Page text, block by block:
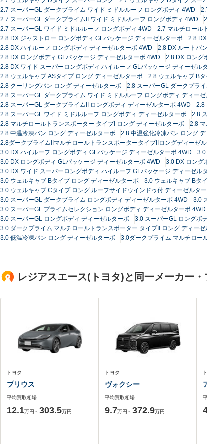
2.7 スーパーGL ダークプライム ワイド ミドルルーフ ロングボディ 4WD
2.7 スーパーGL ダークプライムII ワイド ミドルルーフ ロングボディ 4WD
2.7 スーパーGL ワイド ミドルルーフ ロングボディ 4WD
2.7 マルチロール
2.8 DX ジャストロー ロングボディ GLパッケージ ディーゼルターボ
2.8
2.8 DX ハイルーフ ロングボディ ディーゼルターボ 4WD
2.8 DX ルートバ
2.8 DX ロングボディ GLパッケージ ディーゼルターボ 4WD
2.8 DX ロング
2.8 DX ワイド スーパーロングボディ ハイルーフ GLパッケージ ディーゼル
2.8 ウェルキャブ ASタイプ ロング ディーゼルターボ
2.8 ウェルキャブ B
2.8 クーリングバン ロング ディーゼルターボ
2.8 スーパーGL ダークプラ
2.8 スーパーGL ダークプライム ワイド ミドルルーフ ロングボディ ディー
2.8 スーパーGL ダークプライムII ロングボディ ディーゼルターボ 4WD
2.8
2.8 スーパーGL ワイド ミドルルーフ ロングボディ ディーゼルターボ
2.8
2.8 マルチロールトランスポーター タイプI ロング ディーゼルターボ
2.8 マ
2.8 中温冷凍バン ロング ディーゼルターボ
2.8 中温強化冷凍バン ロング
2.8ダークプライムIIマルチロールトランスポータータイプIIロングディーゼ
3.0 DX ハイルーフ ロングボディ GLパッケージ ディーゼルターボ 4WD
3.0
3.0 DX ロングボディ GLパッケージ ディーゼルターボ 4WD
3.0 DX ロング
3.0 DX ワイド スーパーロングボディ ハイルーフ GLパッケージ ディーゼル
3.0 ウェルキャブ Bタイプ ロング ディーゼルターボ
3.0 ウェルキャブ Bタ
3.0 ウェルキャブ Cタイプ ロング ルーフサイドウインドゥ付 ディーゼルタ
3.0 スーパーGL ダークプライム ロングボディ ディーゼルターボ 4WD
3.0
3.0 スーパーGL プライムセレクション ロングボディ ディーゼルターボ 4WD
3.0 スーパーGL ロングボディ ディーゼルターボ
3.0 スーパーGL ロングボ
3.0 ダークプライム マルチロールトランスポーター タイプII ロング ディーゼ
3.0 低温冷凍バン ロング ディーゼルターボ
3.0ダークプライム マルチロー
レジアスエース(トヨタ)と同一メーカー
トヨタ
プリウス
平均買取相場
12.1万円～303.5万円
トヨタ
ヴォクシー
平均買取相場
9.7万円～372.9万円